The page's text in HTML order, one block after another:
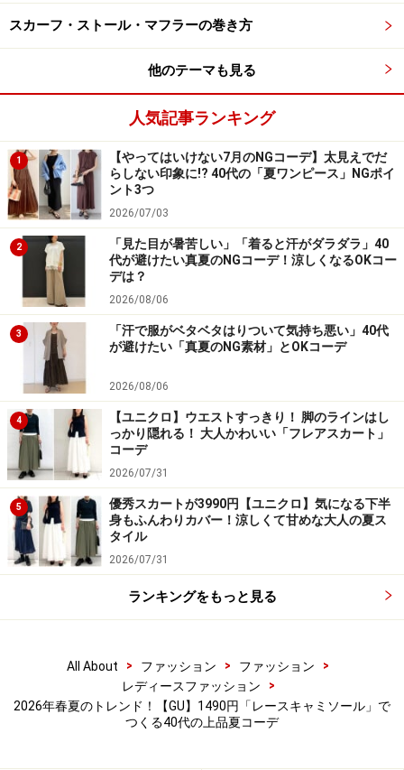
楽天市場で人気のレディースファッションをチェ
ック！
スカーフ・ストール・マフラーの巻き方
他のテーマも見る
人気記事ランキング
1
【やってはいけない7月のNGコーデ】太見えでだ
らしない印象に!? 40代の「夏ワンピース」NGポイ
ント3つ
2026/07/03
2
「見た目が暑苦しい」「着ると汗がダラダラ」40
代が避けたい真夏のNGコーデ！涼しくなるOKコー
デは？
2026/08/06
3
「汗で服がベタベタはりついて気持ち悪い」40代
が避けたい「真夏のNG素材」とOKコーデ
2026/08/06
4
【ユニクロ】ウエストすっきり！ 脚のラインはし
っかり隠れる！ 大人かわいい「フレアスカート」
コーデ
2026/07/31
5
優秀スカートが3990円【ユニクロ】気になる下半
身もふんわりカバー！涼しくて甘めな大人の夏ス
タイル
2026/07/31
ランキングをもっと見る
All About > ファッション > ファッション
>
レディースファッション
>
2026年春夏のトレンド！【GU】1490円「レースキャミソール」で
つくる40代の上品夏コーデ